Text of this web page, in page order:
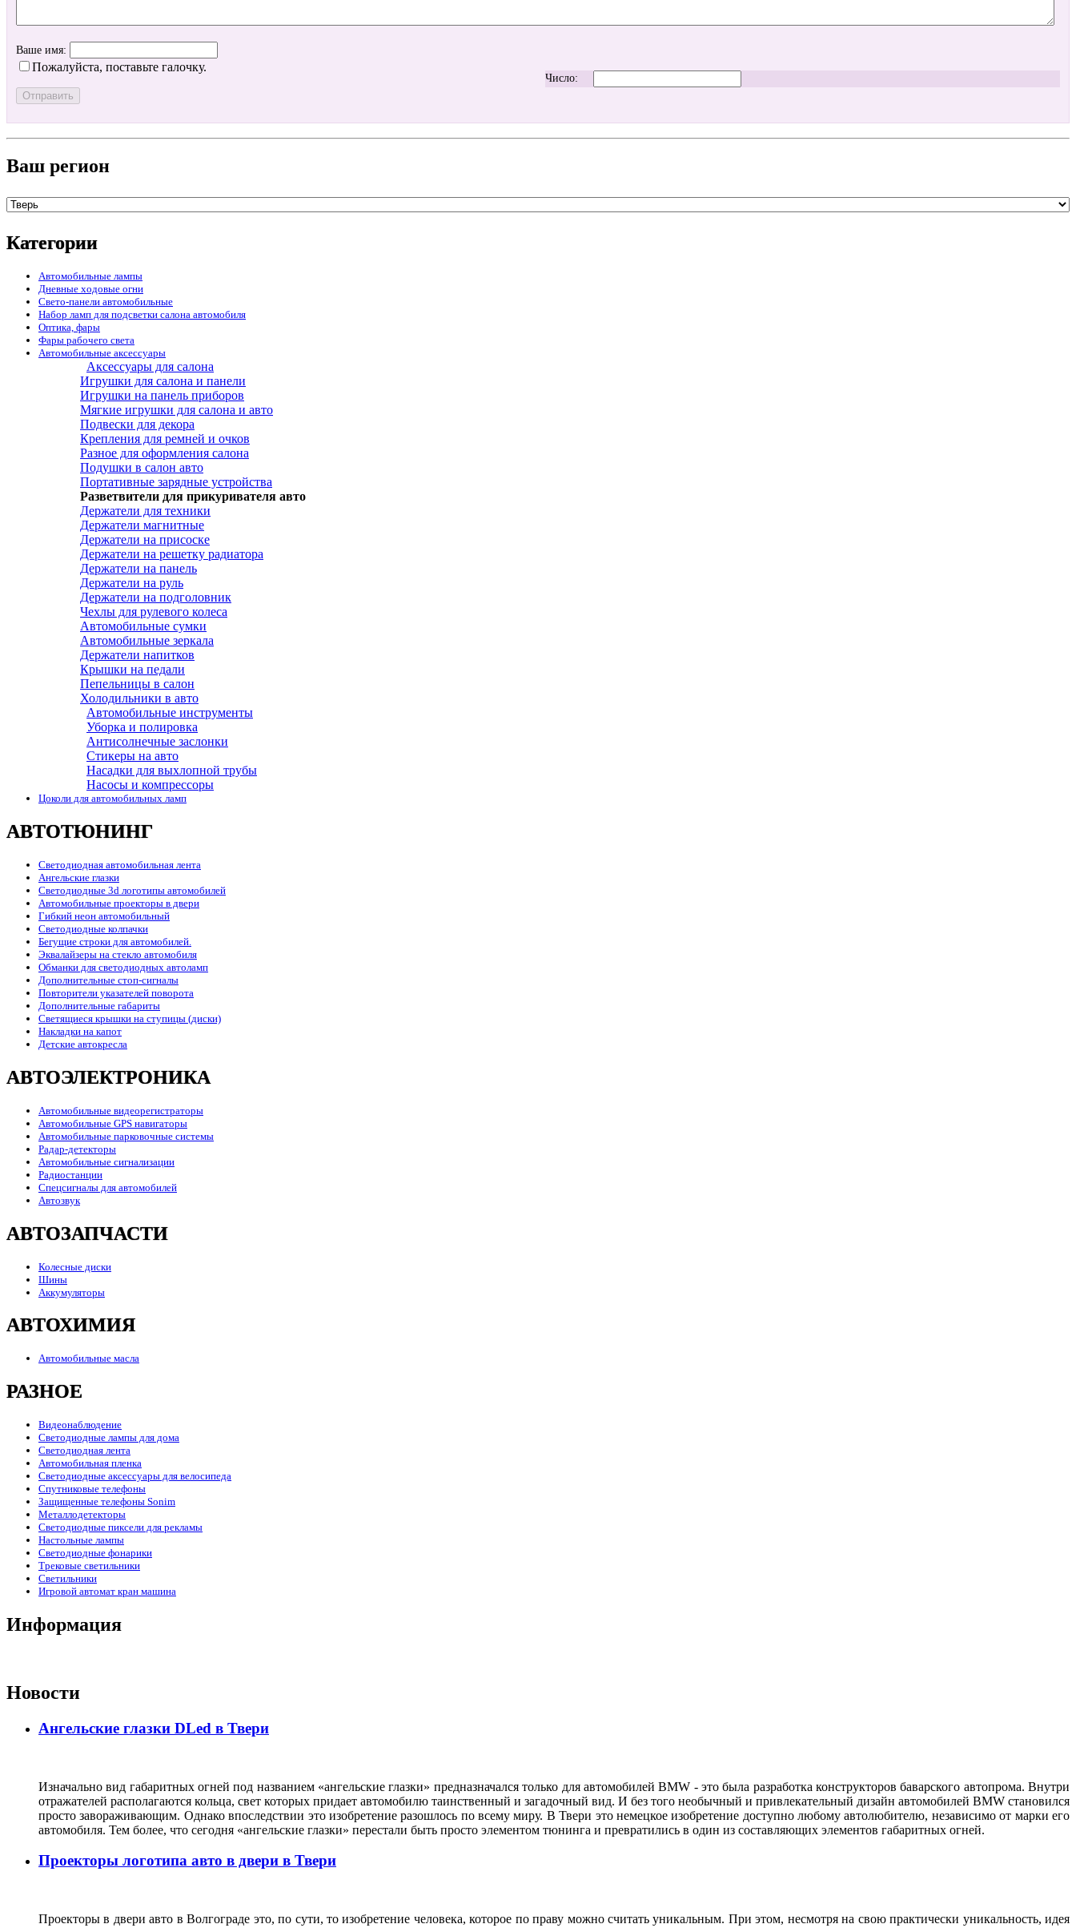
Ваше имя:
Пожалуйста, поставьте галочку.
Число:
Ваш регион
Категории
Автомобильные лампы
Дневные ходовые огни
Свето-панели автомобильные
Набор ламп для подсветки салона автомобиля
Оптика, фары
Фары рабочего света
Автомобильные аксессуары
Аксессуары для салона
Игрушки для салона и панели
Игрушки на панель приборов
Мягкие игрушки для салона и авто
Подвески для декора
Крепления для ремней и очков
Разное для оформления салона
Подушки в салон авто
Портативные зарядные устройства
Разветвители для прикуривателя авто
Держатели для техники
Держатели магнитные
Держатели на присоске
Держатели на решетку радиатора
Держатели на панель
Держатели на руль
Держатели на подголовник
Чехлы для рулевого колеса
Автомобильные сумки
Автомобильные зеркала
Держатели напитков
Крышки на педали
Пепельницы в салон
Холодильники в авто
Автомобильные инструменты
Уборка и полировка
Антисолнечные заслонки
Стикеры на авто
Насадки для выхлопной трубы
Насосы и компрессоры
Цоколи для автомобильных ламп
АВТОТЮНИНГ
Светодиодная автомобильная лента
Ангельские глазки
Светодиодные 3d логотипы автомобилей
Автомобильные проекторы в двери
Гибкий неон автомобильный
Светодиодные колпачки
Бегущие строки для автомобилей.
Эквалайзеры на стекло автомобиля
Обманки для светодиодных автоламп
Дополнительные стоп-сигналы
Повторители указателей поворота
Дополнительные габариты
Светящиеся крышки на ступицы (диски)
Накладки на капот
Детские автокресла
АВТОЭЛЕКТРОНИКА
Автомобильные видеорегистраторы
Автомобильные GPS навигаторы
Автомобильные парковочные системы
Радар-детекторы
Автомобильные сигнализации
Радиостанции
Спецсигналы для автомобилей
Автозвук
АВТОЗАПЧАСТИ
Колесные диски
Шины
Аккумуляторы
АВТОХИМИЯ
Автомобильные масла
РАЗНОЕ
Видеонаблюдение
Светодиодные лампы для дома
Светодиодная лента
Автомобильная пленка
Светодиодные аксессуары для велосипеда
Спутниковые телефоны
Защищенные телефоны Sonim
Металлодетекторы
Светодиодные пиксели для рекламы
Настольные лампы
Светодиодные фонарики
Трековые светильники
Светильники
Игровой автомат кран машина
Информация
Новости
Ангельские глазки DLed в Твери
Изначально вид габаритных огней под названием «ангельские глазки» предназначался только для автомобилей BMW - это была разработка конструкторов баварского автопрома. Внутри
отражателей располагаются кольца, свет которых придает автомобилю таинственный и загадочный вид. И без того необычный и привлекательный дизайн автомобилей BMW становился
просто завораживающим. Однако впоследствии это изобретение разошлось по всему миру. В Твери это немецкое изобретение доступно любому автолюбителю, независимо от марки его
автомобиля. Тем более, что сегодня «ангельские глазки» перестали быть просто элементом тюнинга и превратились в один из составляющих элементов габаритных огней.
Проекторы логотипа авто в двери в Твери
Проекторы в двери авто в Волгограде это, по сути, то изобретение человека, которое по праву можно считать уникальным. При этом, несмотря на свою практически уникальность, идея